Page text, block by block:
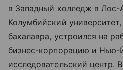
в Западный колледж в Лос-
Колумбийский
бакалавра, устроился на
бизнес-корпорацию и Нью-
исследовательский центр.